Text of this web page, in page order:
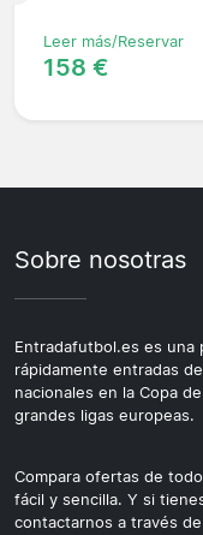
Leer más/Reservar
158 €
Sobre nosotras
Entradafutbol.es es una
rápidamente entradas
nacionales en la Copa
grandes ligas europeas.
Compara ofertas de
fácil y sencilla. Y si
contactarnos a través